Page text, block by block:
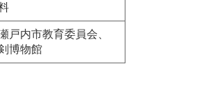
戸内市教育委員会、
博物館